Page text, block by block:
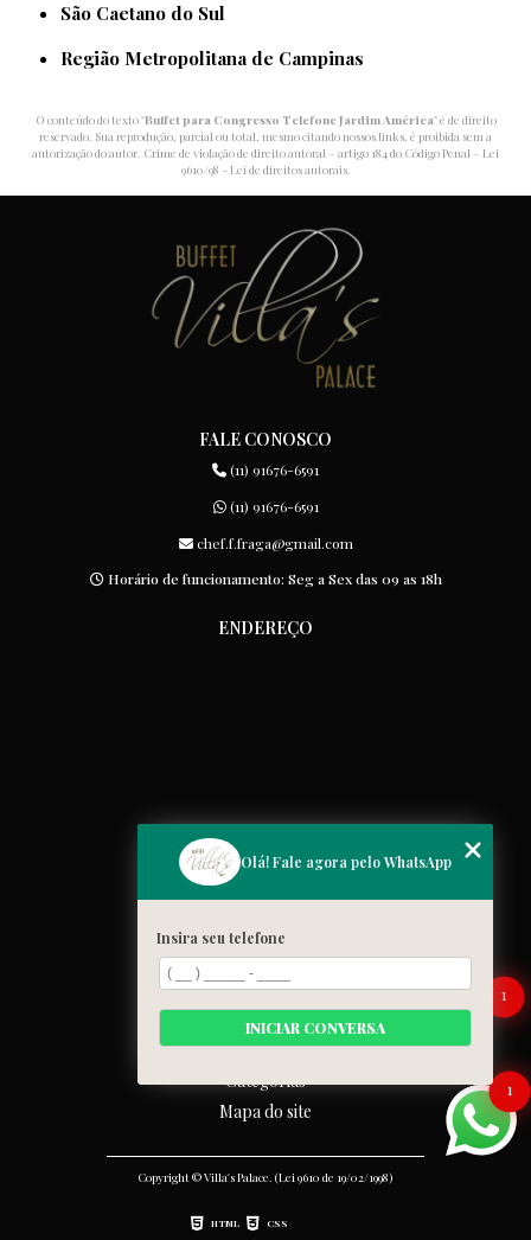
São Caetano do Sul
Região Metropolitana de Campinas
O conteúdo do texto "Buffet para Congresso Telefone Jardim América" é de direito
reservado. Sua reprodução, parcial ou total, mesmo citando nossos links, é proibida sem a
autorização do autor. Crime de violação de direito autoral – artigo 184 do Código Penal – Lei
9610/98 - Lei de direitos autorais.
FALE CONOSCO
(11) 91676-6591
(11) 91676-6591
chef.f.fraga@gmail.com
Horário de funcionamento: Seg a Sex das 09 as 18h
ENDEREÇO
MENU
Home
Quem somos
Cardápio
Blog
Galeria
Contato
Categorias
Mapa do site
Copyright © Villa's Palace. (Lei 9610 de 19/02/1998)
HTML CSS
1
Olá! Fale agora pelo WhatsApp
Insira seu telefone
INICIAR CONVERSA
1